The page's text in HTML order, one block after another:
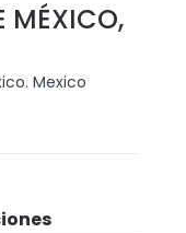
MÉXICO,
Mexico